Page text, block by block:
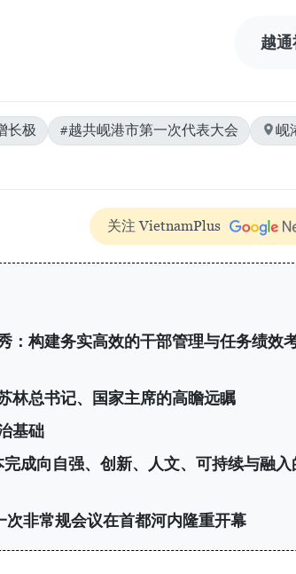
越通
长极 #越共岘港市第一次代表大会
岘
关注 VietnamPlus
：构建务实高效的干部管理与任务绩效
林总书记、国家主席的高瞻远瞩
基础
成向自强、创新、人文、可持续与融入
次非常规会议在首都河内隆重开幕